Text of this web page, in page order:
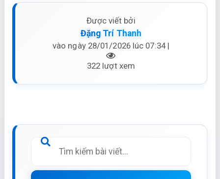
Được viết bởi
Đặng Trí Thanh
vào ngày 28/01/2026 lúc 07:34 |
322 lượt xem